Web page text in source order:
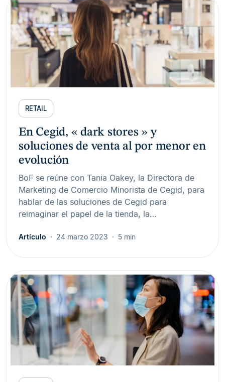
RETAIL
En Cegid, « dark stores » y
soluciones de venta al por menor en
evolución
BoF se reúne con Tania Oakey, la Directora de
Marketing de Comercio Minorista de Cegid, para
hablar de las soluciones de Cegid para
reimaginar el papel de la tienda, la…
Artículo 24 marzo 2023 5 min